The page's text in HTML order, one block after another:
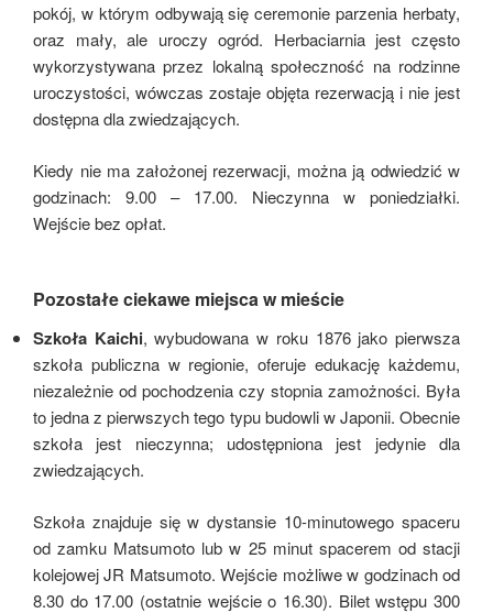
pokój, w którym odbywają się ceremonie parzenia herbaty,
oraz mały, ale uroczy ogród. Herbaciarnia jest często
wykorzystywana przez lokalną społeczność na rodzinne
uroczystości, wówczas zostaje objęta rezerwacją i nie jest
dostępna dla zwiedzających.
Kiedy nie ma założonej rezerwacji, można ją odwiedzić w
godzinach: 9.00 – 17.00. Nieczynna w poniedziałki.
Wejście bez opłat.
Pozostałe ciekawe miejsca w mieście
Szkoła Kaichi, wybudowana w roku 1876 jako pierwsza
szkoła publiczna w regionie, oferuje edukację każdemu,
niezależnie od pochodzenia czy stopnia zamożności. Była
to jedna z pierwszych tego typu budowli w Japonii. Obecnie
szkoła jest nieczynna; udostępniona jest jedynie dla
zwiedzających.
Szkoła znajduje się w dystansie 10-minutowego spaceru
od zamku Matsumoto lub w 25 minut spacerem od stacji
kolejowej JR Matsumoto. Wejście możliwe w godzinach od
8.30 do 17.00 (ostatnie wejście o 16.30). Bilet wstępu 300